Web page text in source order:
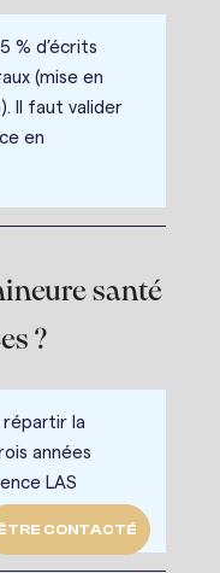
CONTACTÉ
% d’écrits
(mise en
Il faut valider
en
santé
?
répartir la
années
LAS